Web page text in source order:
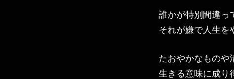
誰かが特別間違っ
それが嫌で人生を
たおやかなものや
生きる意味に成り